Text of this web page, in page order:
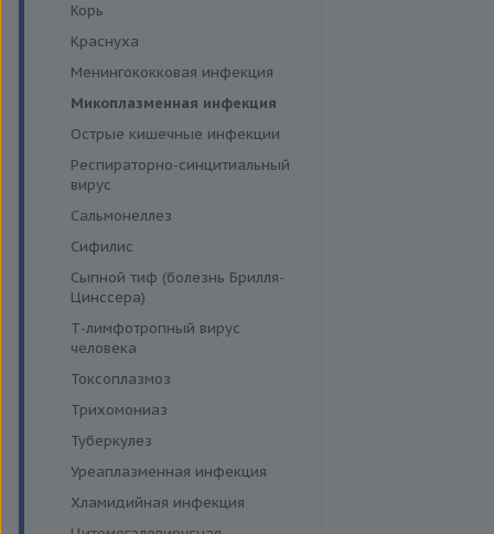
Корь
Краснуха
Менингококковая инфекция
Микоплазменная инфекция
Острые кишечные инфекции
Респираторно-синцитиальный
вирус
Сальмонеллез
Сифилис
Сыпной тиф (болезнь Брилля-
Цинссера)
Т-лимфотропный вирус
человека
Токсоплазмоз
Трихомониаз
Туберкулез
Уреаплазменная инфекция
Хламидийная инфекция